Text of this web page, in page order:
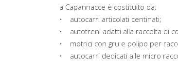
a Capannacce è costituito da:
• autocarri articolati centinati;
• autotreni adatti alla raccolta di
• motrici con gru e polipo per
• autocarri dedicati alle micro